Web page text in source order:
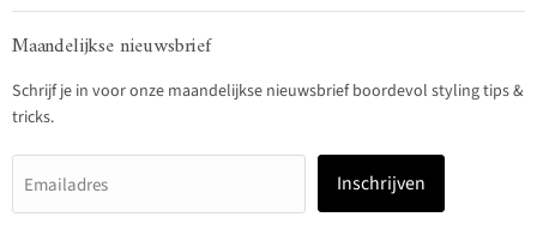
Maandelijkse nieuwsbrief
Schrijf je in voor onze maandelijkse nieuwsbrief boordevol styling tips &
tricks.
Emailadres Inschrijven